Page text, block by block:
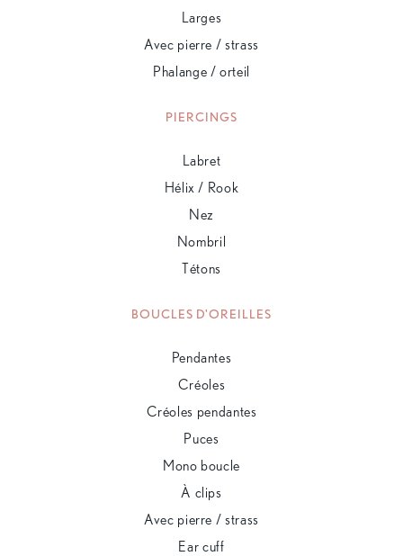
Larges
Avec pierre / strass
Phalange / orteil
PIERCINGS
Labret
Hélix / Rook
Nez
Nombril
Tétons
BOUCLES D'OREILLES
Pendantes
Créoles
Créoles pendantes
Puces
Mono boucle
À clips
Avec pierre / strass
Ear cuff